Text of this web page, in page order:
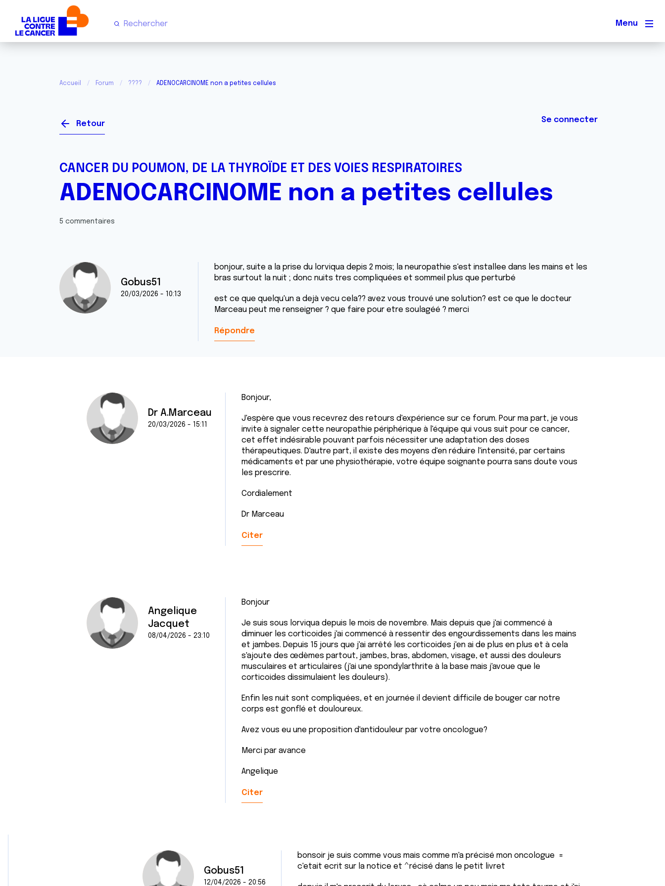
Menu
Accueil Forum ???? ADENOCARCINOME non a petites cellules
Retour Se connecter
CANCER DU POUMON, DE LA THYROÏDE ET DES VOIES RESPIRATOIRES
ADENOCARCINOME non a petites cellules
5 commentaires
Gobus51
20/03/2026 - 10:13
bonjour, suite a la prise du lorviqua depis 2 mois; la neuropathie s'est installee dans les mains et les
bras surtout la nuit ; donc nuits tres compliquées et sommeil plus que perturbé
est ce que quelqu'un a dejà vecu cela?? avez vous trouvé une solution? est ce que le docteur
Marceau peut me renseigner ? que faire pour etre soulagéé ? merci
Répondre
Dr A.Marceau
20/03/2026 - 15:11
Bonjour,
J'espère que vous recevrez des retours d'expérience sur ce forum. Pour ma part, je vous
invite à signaler cette neuropathie périphérique à l'équipe qui vous suit pour ce cancer,
cet effet indésirable pouvant parfois nécessiter une adaptation des doses
thérapeutiques. D'autre part, il existe des moyens d'en réduire l'intensité, par certains
médicaments et par une physiothérapie, votre équipe soignante pourra sans doute vous
les prescrire.
Cordialement
Dr Marceau
Citer
Angelique
Jacquet
08/04/2026 - 23:10
Bonjour
Je suis sous lorviqua depuis le mois de novembre. Mais depuis que j'ai commencé à
diminuer les corticoides j'ai commencé à ressentir des engourdissements dans les mains
et jambes. Depuis 15 jours que j'ai arrêté les corticoides j'en ai de plus en plus et à cela
s'ajoute des œdèmes partout, jambes, bras, abdomen, visage, et aussi des douleurs
musculaires et articulaires (j'ai une spondylarthrite à la base mais j'avoue que le
corticoides dissimulaient les douleurs).
Enfin les nuit sont compliquées, et en journée il devient difficile de bouger car notre
corps est gonflé et douloureux.
Avez vous eu une proposition d'antidouleur par votre oncologue?
Merci par avance
Angelique
Citer
Gobus51
12/04/2026 - 20:56
bonsoir je suis comme vous mais comme m'a précisé mon oncologue =
c'etait ecrit sur la notice et ^récisé dans le petit livret